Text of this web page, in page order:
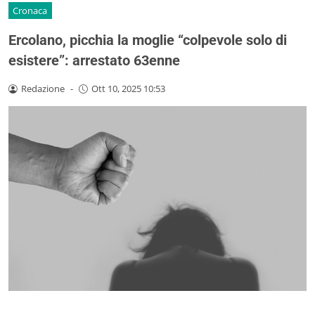
Cronaca
Ercolano, picchia la moglie “colpevole solo di
esistere”: arrestato 63enne
Redazione - Ott 10, 2025 10:53